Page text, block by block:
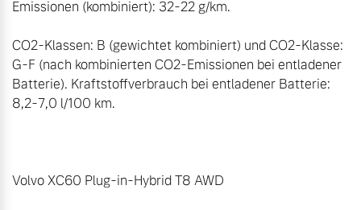
Emissionen (kombiniert): 32-22 g/km.
CO2-Klassen: B (gewichtet kombiniert) und CO2-Klasse:
G-F (nach kombinierten CO2-Emissionen bei entladener
Batterie). Kraftstoffverbrauch bei entladener Batterie:
8,2-7,0 l/100 km.
Volvo XC60 Plug-in-Hybrid T8 AWD